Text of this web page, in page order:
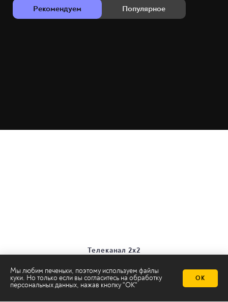
Рекомендуем Популярное
Мы любим печеньки, поэтому используем файлы
куки. Но только если вы согласитесь на обработку
персональных данных, нажав кнопку "ОК"
ОК
Телеканал 2х2
Все авторы
Все темы